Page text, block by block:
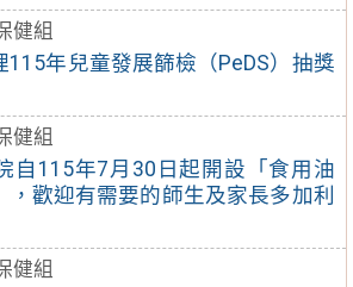
健組
115年兒童發展篩檢（PeDS）抽獎
健組
自115年7月30日起開設「食用油
，歡迎有需要的師生及家長多加利
健組